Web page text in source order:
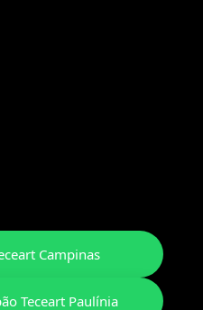
Campinas
Teceart Paulínia